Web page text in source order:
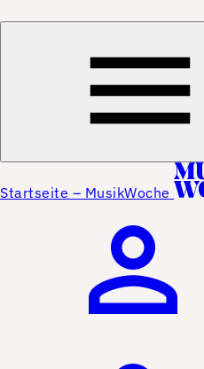
Startseite – MusikWoche